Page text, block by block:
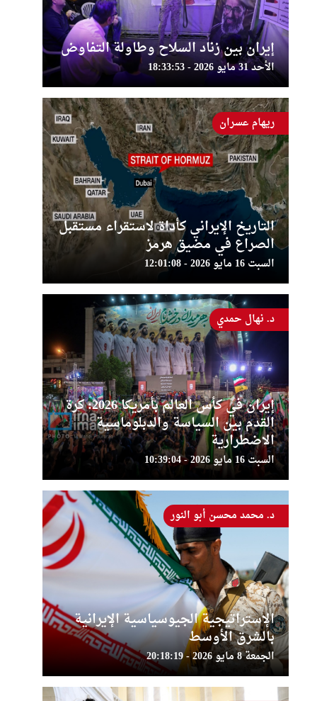
إيران بين زناد السلاح وطاولة التفاوض
الأحد 31 مايو 2026 - 18:33:53
التاريخ الإيراني كأداة لاستقراء مستقبل
الصراع في مضيق هرمز
السبت 16 مايو 2026 - 12:01:08
ريهام عسران
إيران في كأس العالم بأمريكا 2026: كرة
القدم بين السياسة والدبلوماسية
الاضطرارية
السبت 16 مايو 2026 - 10:39:04
د. نهال حمدي
الإستراتيجية الجيوسياسية الإيرانية
بالشرق الأوسط
الجمعة 8 مايو 2026 - 20:18:19
د. محمد محسن أبو النور